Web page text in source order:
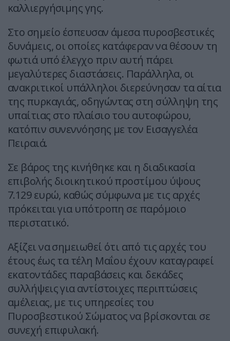
καλλιεργήσιμης γης.
Στο σημείο έσπευσαν άμεσα πυροσβεστικές
δυνάμεις, οι οποίες κατάφεραν να θέσουν τη
φωτιά υπό έλεγχο πριν αυτή πάρει
μεγαλύτερες διαστάσεις. Παράλληλα, οι
ανακριτικοί υπάλληλοι διερεύνησαν τα αίτια
της πυρκαγιάς, οδηγώντας στη σύλληψη της
υπαίτιας στο πλαίσιο του αυτοφώρου,
κατόπιν συνεννόησης με τον Εισαγγελέα
Πειραιά.
Σε βάρος της κινήθηκε και η διαδικασία
επιβολής διοικητικού προστίμου ύψους
7.129 ευρώ, καθώς σύμφωνα με τις αρχές
πρόκειται για υπότροπη σε παρόμοιο
περιστατικό.
Αξίζει να σημειωθεί ότι από τις αρχές του
έτους έως τα τέλη Μαΐου έχουν καταγραφεί
εκατοντάδες παραβάσεις και δεκάδες
συλλήψεις για αντίστοιχες περιπτώσεις
αμέλειας, με τις υπηρεσίες του
Πυροσβεστικού Σώματος να βρίσκονται σε
συνεχή επιφυλακή.